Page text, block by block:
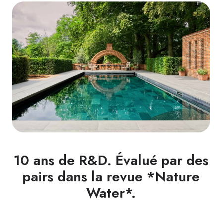
10 ans de R&D. Évalué par des
pairs dans la revue *Nature
Water*.